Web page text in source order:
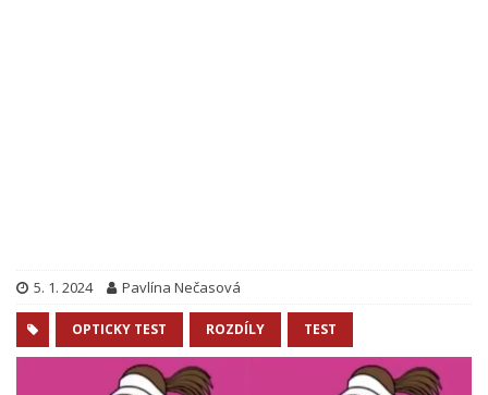
5. 1. 2024 Pavlína Nečasová
OPTICKY TEST ROZDÍLY TEST